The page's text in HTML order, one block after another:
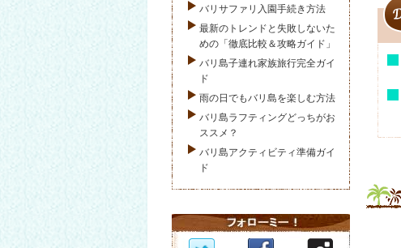
バリサファリ入園手続き方法
最新のトレンドと失敗しないた
めの「徹底比較＆攻略ガイド」
バリ島子連れ家族旅行完全ガイ
ド
雨の日でもバリ島を楽しむ方法
バリ島ラフティングどっちがお
ススメ？
バリ島アクティビティ準備ガイ
ド